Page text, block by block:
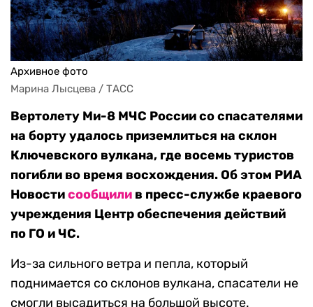
Архивное фото
Марина Лысцева / ТАСС
Вертолету Ми-8 МЧС России со спасателями
на борту удалось приземлиться на склон
Ключевского вулкана, где восемь туристов
погибли во время восхождения. Об этом РИА
Новостисообщили в пресс-службе краевого
учреждения Центр обеспечения действий
по ГО и ЧС.
Из-за сильного ветра и пепла, который
поднимается со склонов вулкана, спасатели не
смогли высадиться на большой высоте.